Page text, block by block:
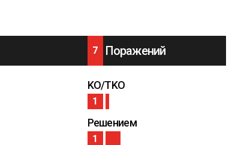
7 Поражений
KO/TKO
1
Решением
1